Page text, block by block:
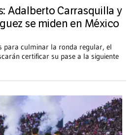
Adalberto Carrasquilla y
se miden en México
para culminar la ronda regular, el
certificar su pase a la siguiente